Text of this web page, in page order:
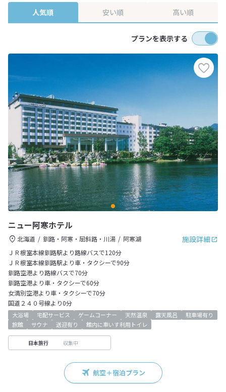
人気順 安い順 高い順
プランを表示する
ニュー阿寒ホテル
施設詳細
北海道 釧路・阿寒・屈斜路・川湯
阿寒湖
ＪＲ根室本線釧路駅より路線バスで120分
ＪＲ根室本線釧路駅より車・タクシーで90分
釧路空港より路線バスで70分
釧路空港より車・タクシーで60分
女満別空港より車・タクシーで70分
国道２４０号線より0分
大浴場 宅配サービス ゲームコーナー 天然温泉 露天風呂
駐車場有り
旅館
サウナ 送迎有り 館内に車いす利用トイレ
日本旅行 収集中
航空＋宿泊プラン